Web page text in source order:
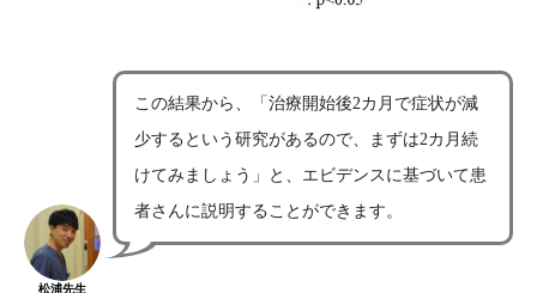
松浦先生
この結果から、「治療開始後2カ月で症状が減
少するという研究があるので、まずは2カ月続
けてみましょう」と、エビデンスに基づいて患
者さんに説明することができます。